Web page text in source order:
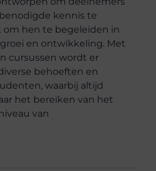
kennis te
om hen te begeleiden in
en ontwikkeling. Met
cursussen wordt er
behoeften en
waarbij altijd
het bereiken van het
van